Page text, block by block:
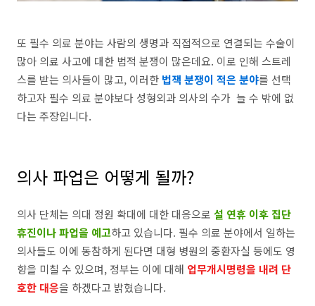
또 필수 의료 분야는 사람의 생명과 직접적으로 연결되는 수술이
많아 의료 사고에 대한 법적 분쟁이 많은데요. 이로 인해 스트레
스를 받는 의사들이 많고, 이러한 법잭 분쟁이 적은 분야를 선택
하고자 필수 의료 분야보다 성형외과 의사의 수가 늘 수 밖에 없
다는 주장입니다.
의사 파업은 어떻게 될까?
의사 단체는 의대 정원 확대에 대한 대응으로 설 연휴 이후 집단
휴진이나 파업을 예고하고 있습니다. 필수 의료 분야에서 일하는
의사들도 이에 동참하게 된다면 대형 병원의 중환자실 등에도 영
향을 미칠 수 있으며, 정부는 이에 대해 업무개시명령을 내려 단
호한 대응을 하겠다고 밝혔습니다.